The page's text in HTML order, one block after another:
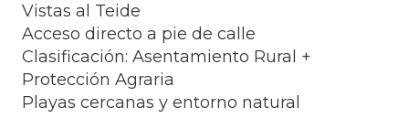
Vistas al Teide
Acceso directo a pie de calle
Clasificación: Asentamiento Rural +
Protección Agraria
Playas cercanas y entorno natural